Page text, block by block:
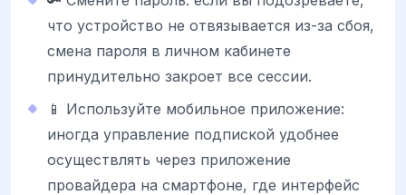
что устройство не отвязывается из-за сбоя,
смена пароля в личном кабинете
принудительно закроет все сессии.
📱 Используйте мобильное приложение:
иногда управление подпиской удобнее
осуществлять через приложение
провайдера на смартфоне, где интерфейс